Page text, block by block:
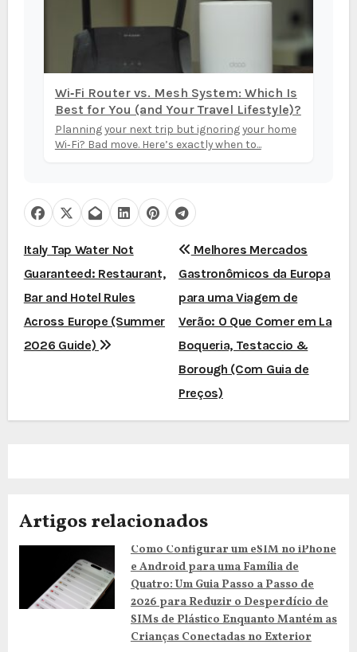
Wi‑Fi Router vs. Mesh System: Which Is
Best for You (and Your Travel Lifestyle)?
Planning your next trip but ignoring your home
Wi‑Fi? Bad move. Here’s exactly when to...
N
a
v
e
a
o
d
a
Italy Tap Water Not
Guaranteed: Restaurant,
Bar and Hotel Rules
Across Europe (Summer
2026 Guide)
Melhores Mercados
Gastronômicos da Europa
para uma Viagem de
Verão: O Que Comer em La
Boqueria, Testaccio &
Borough (Com Guia de
Preços)
Artigos relacionados
Como Configurar um eSIM no iPhone
e Android para uma Família de
Quatro: Um Guia Passo a Passo de
2026 para Reduzir o Desperdício de
SIMs de Plástico Enquanto Mantém as
Crianças Conectadas no Exterior